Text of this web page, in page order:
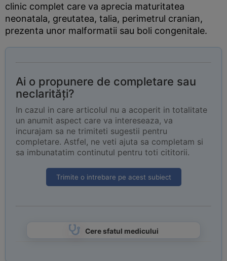
clinic complet care va aprecia maturitatea
neonatala, greutatea, talia, perimetrul cranian,
prezenta unor malformatii sau boli congenitale.
Ai o propunere de completare sau
neclarități?
In cazul in care articolul nu a acoperit in totalitate
un anumit aspect care va intereseaza, va
incurajam sa ne trimiteti sugestii pentru
completare. Astfel, ne veti ajuta sa completam si
sa imbunatatim continutul pentru toti cititorii.
Trimite o intrebare pe acest subiect
Cere sfatul medicului